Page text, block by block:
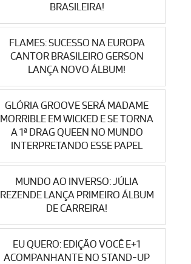
BRASILEIRA!
FLAMES: SUCESSO NA EUROPA
CANTOR BRASILEIRO GERSON
LANÇA NOVO ÁLBUM!
GLÓRIA GROOVE SERÁ MADAME
MORRIBLE EM WICKED E SE TORNA
A 1ª DRAG QUEEN NO MUNDO
INTERPRETANDO ESSE PAPEL
MUNDO AO INVERSO: JÚLIA
REZENDE LANÇA PRIMEIRO ÁLBUM
DE CARREIRA!
EU QUERO: EDIÇÃO VOCÊ E+1
ACOMPANHANTE NO STAND-UP